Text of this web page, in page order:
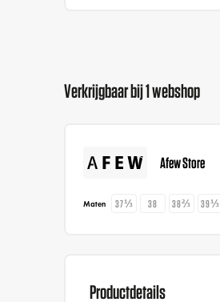
Verkrijgbaar bij 1 webshop
Afew Store
Maten 37⅓ 38 38⅔ 39⅓
Productdetails